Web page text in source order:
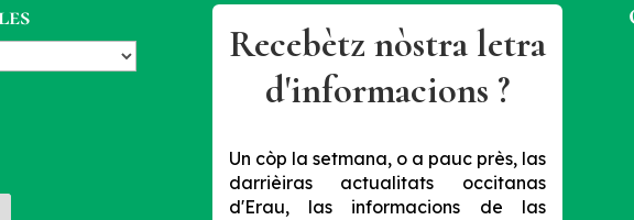
Recebètz nòstra letra
d'informacions ?
Un còp la setmana, o a pauc près, las
darrièiras actualitats occitanas
d'Erau, las informacions de las